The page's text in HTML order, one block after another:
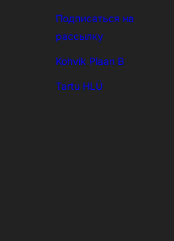
Подписаться на
рассылку
Kohvik Plaan B
Tartu HLÜ